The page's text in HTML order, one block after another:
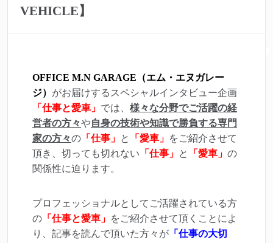
VEHICLE】
OFFICE M.N GARAGE（エム・エヌガレー
ジ） がお届けするスペシャルインタビュー企画
「仕事と愛車」 では、 様々な分野でご活躍の経
営者の方々や自身の技術や知識で勝負する専門
家の方々の 「仕事」 と 「愛車」 をご紹介させて
頂き、切っても切れない 「仕事」 と 「愛車」 の
関係性に迫ります。
プロフェッショナルとしてご活躍されている方
の 「仕事と愛車」 をご紹介させて頂くことによ
り、記事を読んで頂いた方々が 「仕事の大切